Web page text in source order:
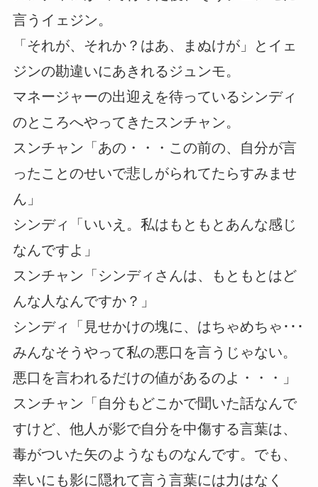
言うイェジン。
「それが、それか？はあ、まぬけが」とイェ
ジンの勘違いにあきれるジュンモ。
マネージャーの出迎えを待っているシンディ
のところへやってきたスンチャン。
スンチャン「あの・・・この前の、自分が言
ったことのせいで悲しがられてたらすみませ
ん」
シンディ「いいえ。私はもともとあんな感じ
なんですよ」
スンチャン「シンディさんは、もともとはど
んな人なんですか？」
シンディ「見せかけの塊に、はちゃめちゃ･･･
みんなそうやって私の悪口を言うじゃない。
悪口を言われるだけの値があるのよ・・・」
スンチャン「自分もどこかで聞いた話なんで
すけど、他人が影で自分を中傷する言葉は、
毒がついた矢のようなものなんです。でも、
幸いにも影に隠れて言う言葉には力はなく